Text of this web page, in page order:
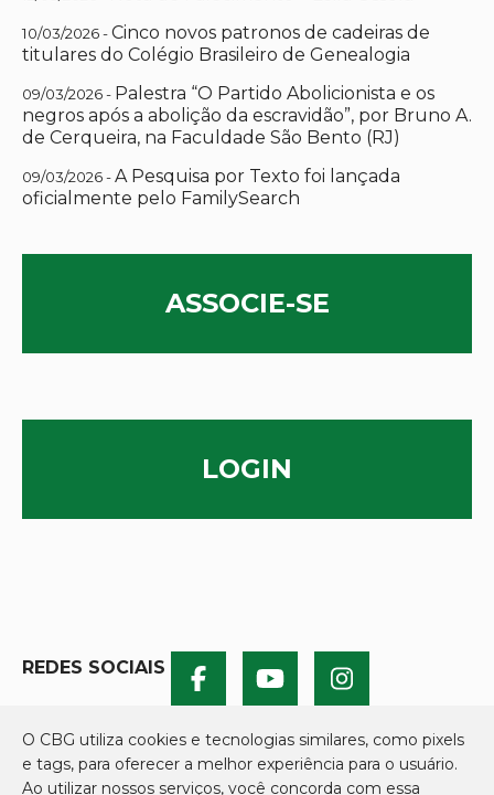
10/03/2026 -Cinco novos patronos de cadeiras de
titulares do Colégio Brasileiro de Genealogia
09/03/2026 - Palestra “O Partido Abolicionista e os
negros após a abolição da escravidão”, por Bruno A.
de Cerqueira, na Faculdade São Bento (RJ)
09/03/2026 -A Pesquisa por Texto foi lançada
oficialmente pelo FamilySearch
ASSOCIE-SE
LOGIN
REDES SOCIAIS
O CBG utiliza cookies e tecnologias similares, como pixels
e tags, para oferecer a melhor experiência para o usuário.
Ao utilizar nossos serviços, você concorda com essa